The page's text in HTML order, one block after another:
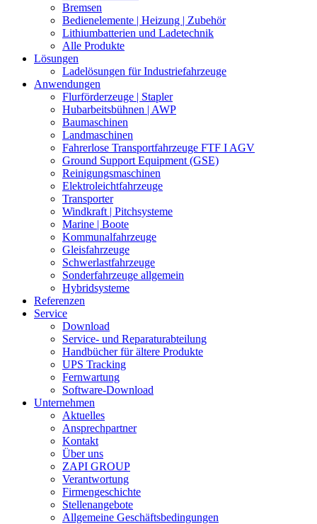
Bremsen
Bedienelemente | Heizung | Zubehör
Lithiumbatterien und Ladetechnik
Alle Produkte
Lösungen
Ladelösungen für Industriefahrzeuge
Anwendungen
Flurförderzeuge | Stapler
Hubarbeitsbühnen | AWP
Baumaschinen
Landmaschinen
Fahrerlose Transportfahrzeuge FTF I AGV
Ground Support Equipment (GSE)
Reinigungsmaschinen
Elektroleichtfahrzeuge
Transporter
Windkraft | Pitchsysteme
Marine | Boote
Kommunalfahrzeuge
Gleisfahrzeuge
Schwerlastfahrzeuge
Sonderfahrzeuge allgemein
Hybridsysteme
Referenzen
Service
Download
Service- und Reparaturabteilung
Handbücher für ältere Produkte
UPS Tracking
Fernwartung
Software-Download
Unternehmen
Aktuelles
Ansprechpartner
Kontakt
Über uns
ZAPI GROUP
Verantwortung
Firmengeschichte
Stellenangebote
Allgemeine Geschäftsbedingungen